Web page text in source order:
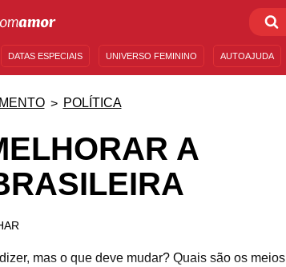
DATAS ESPECIAIS UNIVERSO FEMININO AUTOAJUDA
POLÍTICA
A
mas o que deve mudar? Quais são os meios